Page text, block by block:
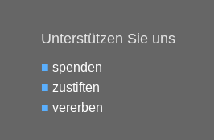
Unterstützen Sie uns
■ spenden
■ zustiften
■ vererben